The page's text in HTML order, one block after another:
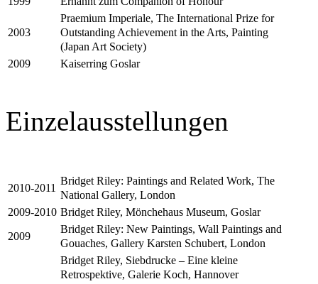
2003
Praemium Imperiale, The International Prize for
Outstanding Achievement in the Arts, Painting
(Japan Art Society)
2009 Kaiserring Goslar
Einzelausstellungen
2010-2011
Bridget Riley: Paintings and Related Work, The
National Gallery, London
2009-2010 Bridget Riley, Mönchehaus Museum, Goslar
2009
Bridget Riley: New Paintings, Wall Paintings and
Gouaches, Gallery Karsten Schubert, London
Bridget Riley, Siebdrucke – Eine kleine
Retrospektive, Galerie Koch, Hannover